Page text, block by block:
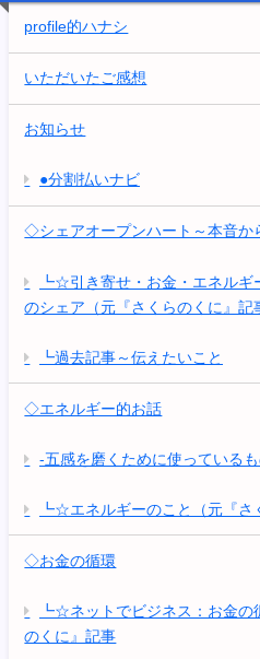
profile的ハナシ
いただいたご感想
お知らせ
●分割払いナビ
◇シェアオープンハート～本音か
┗☆引き寄せ・お金・エネルギ
のシェア（元『さくらのくに』記
┗過去記事～伝えたいこと
◇エネルギー的お話
-五感を磨くために使っている
┗☆エネルギーのこと（元『さ
◇お金の循環
┗☆ネットでビジネス：お金の
のくに』記事